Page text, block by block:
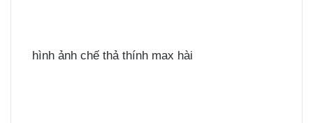
hình ảnh chế thả thính max hài